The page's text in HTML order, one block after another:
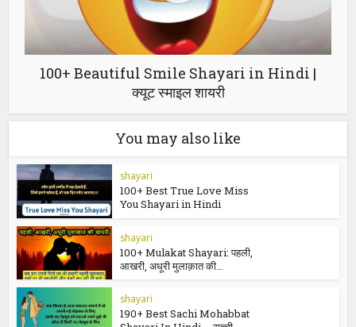
100+ Beautiful Smile Shayari in Hindi |
क्यूट स्माइल शायरी
You may also like
100+ Best True Love Miss
You Shayari in Hindi